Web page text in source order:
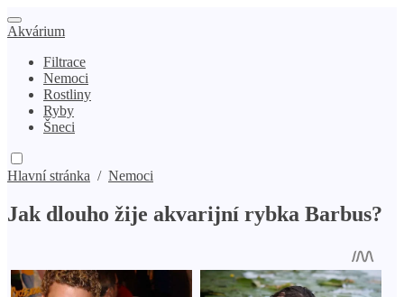
Akvárium
Filtrace
Nemoci
Rostliny
Ryby
Šneci
Hlavní stránka / Nemoci
Jak dlouho žije akvarijní rybka Barbus?